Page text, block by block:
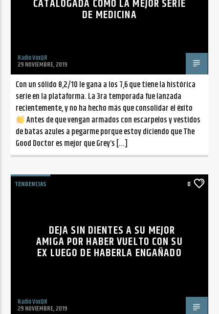
CATALOGADA COMO LA MEJOR SERIE
DE MEDICINA
Radio VoxQR
29 NOVIEMBRE, 2019
Con un sólido 8,2/10 le gana a los 7,6 que tiene la histórica
serie en la plataforma. La 3ra temporada fue lanzada
recientemente, y no ha hecho más que consolidar el éxito
Antes de que vengan armados con escarpelos y vestidos
de batas azules a pegarme porque estoy diciendo que The
Good Doctor es mejor que Grey’s […]
TENDENCIAS 0
DEJA SIN DIENTES A SU MEJOR
AMIGA POR HABER VUELTO CON SU
EX LUEGO DE HABERLA ENGAÑADO
Radio VoxQR
29 NOVIEMBRE, 2019